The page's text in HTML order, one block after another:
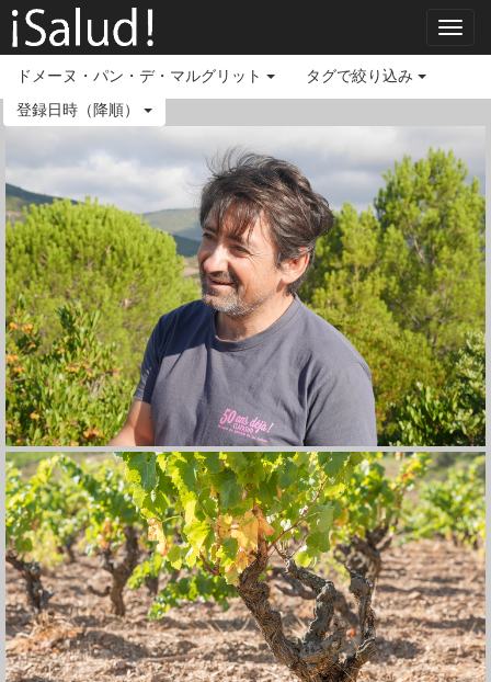
ドメーヌ・パン・デ・マルグリット
タグで絞り込み
登録日時（降順）